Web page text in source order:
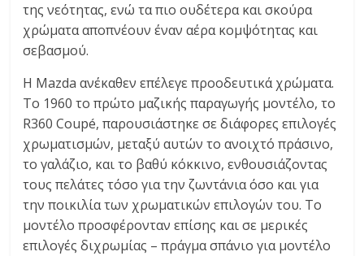
της νεότητας, ενώ τα πιο ουδέτερα και σκούρα
χρώματα αποπνέουν έναν αέρα κομψότητας και
σεβασμού.
Η Mazda ανέκαθεν επέλεγε προοδευτικά χρώματα.
Το 1960 το πρώτο μαζικής παραγωγής μοντέλο, το
R360 Coupé, παρουσιάστηκε σε διάφορες επιλογές
χρωματισμών, μεταξύ αυτών το ανοιχτό πράσινο,
το γαλάζιο, και το βαθύ κόκκινο, ενθουσιάζοντας
τους πελάτες τόσο για την ζωντάνια όσο και για
την ποικιλία των χρωματικών επιλογών του. Το
μοντέλο προσφέρονταν επίσης και σε μερικές
επιλογές διχρωμίας – πράγμα σπάνιο για μοντέλο